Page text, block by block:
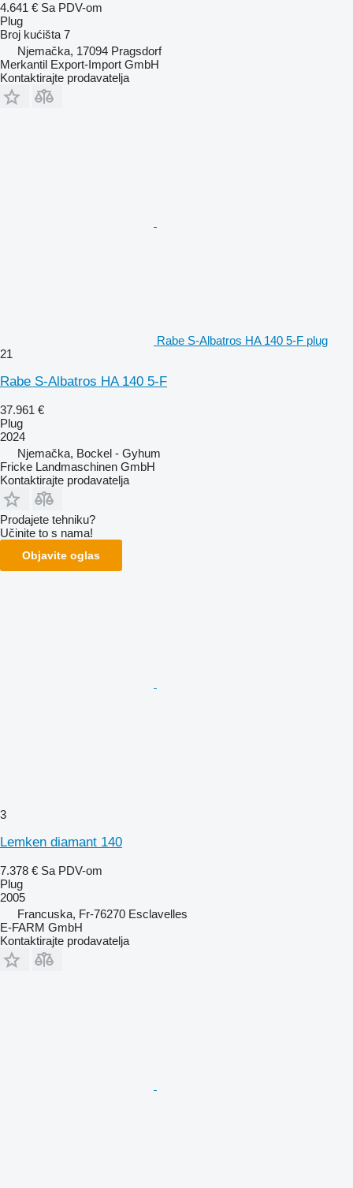
4.641 € Sa PDV-om
Plug
Broj kućišta 7
Njemačka, 17094 Pragsdorf
Merkantil Export-Import GmbH
Kontaktirajte prodavatelja
Rabe S-Albatros HA 140 5-F plug
21
Rabe S-Albatros HA 140 5-F
37.961 €
Plug
2024
Njemačka, Bockel - Gyhum
Fricke Landmaschinen GmbH
Kontaktirajte prodavatelja
Prodajete tehniku?
Učinite to s nama!
Objavite oglas
3
Lemken diamant 140
7.378 € Sa PDV-om
Plug
2005
Francuska, Fr-76270 Esclavelles
E-FARM GmbH
Kontaktirajte prodavatelja